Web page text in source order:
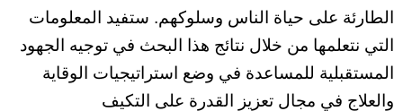
الطارئة على حياة الناس وسلوكهم. ستفيد المعلومات
التي نتعلمها من خلال نتائج هذا البحث في توجيه الجهود
المستقبلية للمساعدة في وضع استراتيجيات الوقاية
والعلاج في مجال تعزيز القدرة على التكيف